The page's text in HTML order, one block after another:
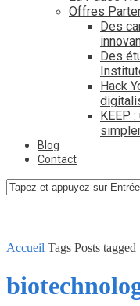
Offres
Des
Des
Hack
KEEP
Blog
Contact
Accueil Tags Posts